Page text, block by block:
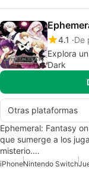
4.1
De
Explora
Dark
Otras plataformas
Ephemeral: Fantasy
que sumerge a los
misterio.…
iPhoneNintendo Switch